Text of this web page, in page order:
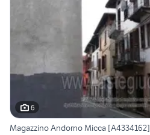
6
Magazzino Andorno Micca [A4334162]